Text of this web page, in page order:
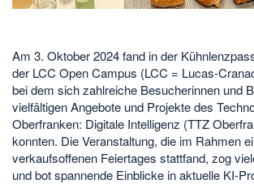
Am 3. Oktober 2024 fand in der
der LCC Open Campus (LCC = Lucas-
bei dem sich zahlreiche Besucherinnen und
vielfältigen Angebote und Projekte des
Oberfranken: Digitale Intelligenz (TTZ
konnten. Die Veranstaltung, die im Rahmen
verkaufsoffenen Feiertages stattfand, zog
und bot spannende Einblicke in aktuelle KI-